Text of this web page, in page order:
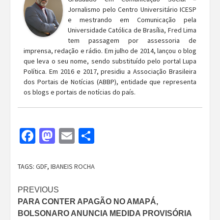
Jornalismo pelo Centro Universitário ICESP
e mestrando em Comunicação pela
Universidade Católica de Brasília, Fred Lima
tem passagem por assessoria de
imprensa, redação e rádio. Em julho de 2014, lançou o blog
que leva o seu nome, sendo substituído pelo portal Lupa
Política. Em 2016 e 2017, presidiu a Associação Brasileira
dos Portais de Notícias (ABBP), entidade que representa
os blogs e portais de notícias do país.
Facebook
Mastodon
Email
TAGS: GDF, IBANEIS ROCHA
Continue
Reading
PREVIOUS
PARA CONTER APAGÃO NO AMAPÁ,
BOLSONARO ANUNCIA MEDIDA PROVISÓRIA